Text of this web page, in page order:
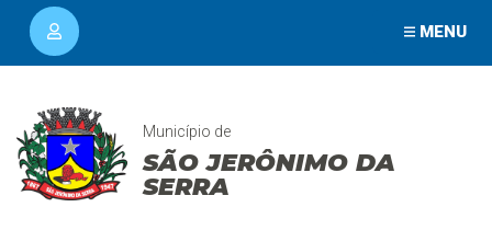
MENU
Município de
SÃO JERÔNIMO DA
SERRA